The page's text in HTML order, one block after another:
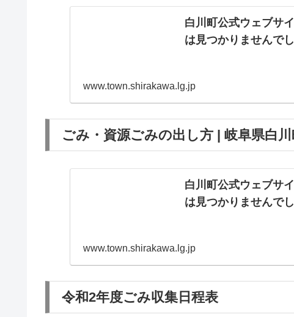
白川町公式ウェブサ
は見つかりませんでし
www.town.shirakawa.lg.jp
ごみ・資源ごみの出し方 | 岐阜県白
白川町公式ウェブサ
は見つかりませんでし
www.town.shirakawa.lg.jp
令和2年度ごみ収集日程表